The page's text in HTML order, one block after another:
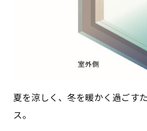
夏を涼しく、冬を暖かく過ごす
ス。